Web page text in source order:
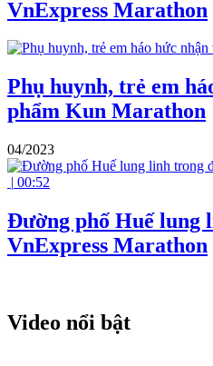
VnExpress Marathon
Phụ huynh, trẻ em
phẩm Kun Marathon
04/2023
| 00:52
Đường phố Huế lung
VnExpress Marathon
Video nổi bật